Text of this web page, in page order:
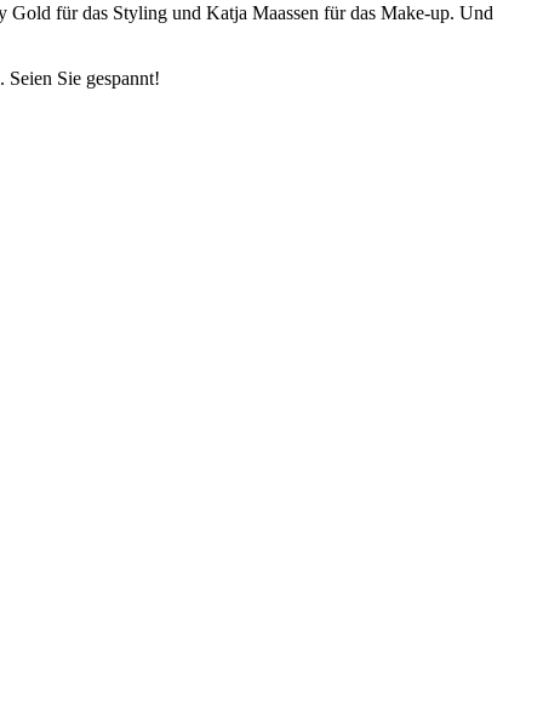
Gold für das Styling und Katja Maassen für das Make-up. Und
Seien Sie gespannt!